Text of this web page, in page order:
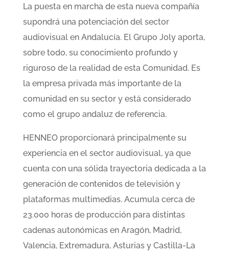
La puesta en marcha de esta nueva compañía
supondrá una potenciación del sector
audiovisual en Andalucía. El Grupo Joly aporta,
sobre todo, su conocimiento profundo y
riguroso de la realidad de esta Comunidad. Es
la empresa privada más importante de la
comunidad en su sector y está considerado
como el grupo andaluz de referencia.
HENNEO proporcionará principalmente su
experiencia en el sector audiovisual, ya que
cuenta con una sólida trayectoria dedicada a la
generación de contenidos de televisión y
plataformas multimedias. Acumula cerca de
23.000 horas de producción para distintas
cadenas autonómicas en Aragón, Madrid,
Valencia, Extremadura, Asturias y Castilla-La